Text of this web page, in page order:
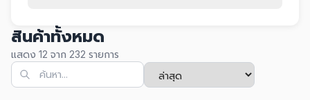
สินค้าทั้งหมด
แสดง 12 จาก 232 รายการ